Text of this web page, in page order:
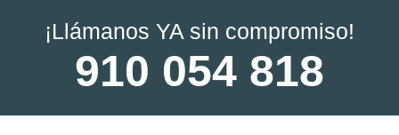
¡Llámanos YA sin compromiso!
910 054 818